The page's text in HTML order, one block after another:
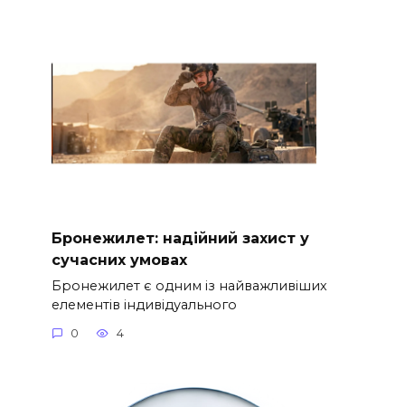
Бронежилет: надійний захист у
сучасних умовах
Бронежилет є одним із найважливіших
елементів індивідуального
0 4